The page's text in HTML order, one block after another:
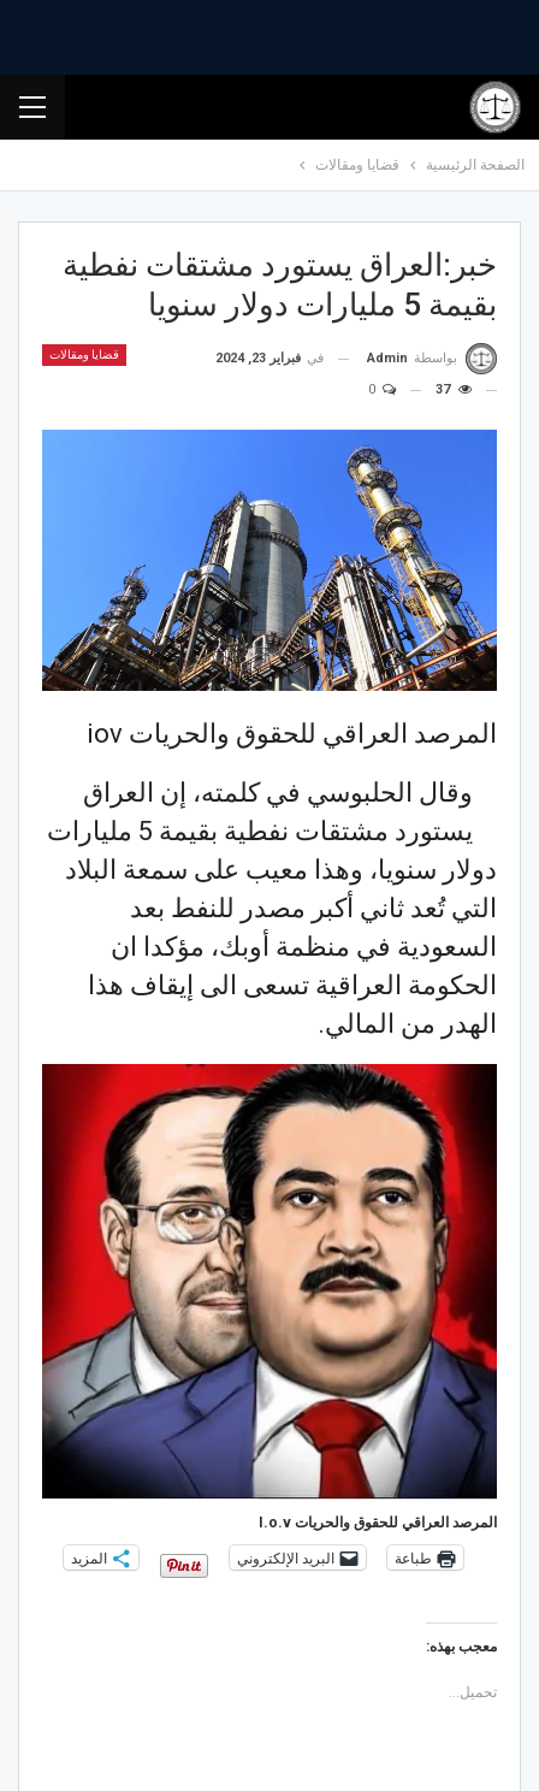
الصفحة الرئيسية قضايا ومقالات
خبر:العراق يستورد مشتقات نفطية
بقيمة 5 مليارات دولار سنويا
قضايا ومقالات بواسطة Admin في فبراير 23, 2024
37
المرصد العراقي للحقوق والحريات iov
وقال الحلبوسي في كلمته، إن العراق
يستورد مشتقات نفطية بقيمة 5 مليارات
دولار سنويا، وهذا معيب على سمعة البلاد
التي تُعد ثاني أكبر مصدر للنفط بعد
السعودية في منظمة أوبك، مؤكدا ان
الحكومة العراقية تسعى الى إيقاف هذا
الهدر من المالي.
المرصد العراقي للحقوق والحريات I.o.v
طباعة البريد الإلكتروني المزيد
معجب بهذه:
تحميل...